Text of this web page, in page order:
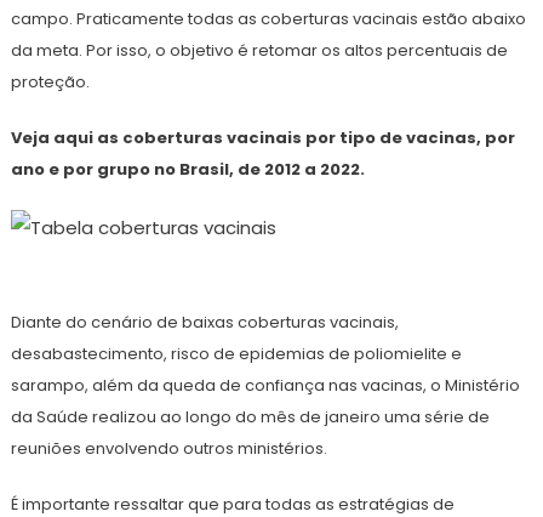
campo. Praticamente todas as coberturas vacinais estão abaixo
da meta. Por isso, o objetivo é retomar os altos percentuais de
proteção.
Veja aqui as coberturas vacinais por tipo de vacinas, por
ano e por grupo no Brasil, de 2012 a 2022.
Diante do cenário de baixas coberturas vacinais,
desabastecimento, risco de epidemias de poliomielite e
sarampo, além da queda de confiança nas vacinas, o Ministério
da Saúde realizou ao longo do mês de janeiro uma série de
reuniões envolvendo outros ministérios.
É importante ressaltar que para todas as estratégias de